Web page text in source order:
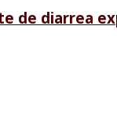
de diarrea